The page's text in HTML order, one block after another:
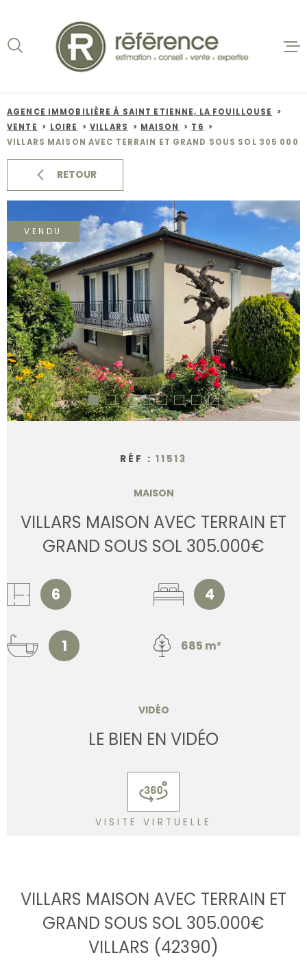
la
recherche
menu
principal
contenu
ACCUEIL
VENTES
NOS
ALERTE
CONTACT
AGENCE IMMOBILIÈRE À SAINT ETIENNE, LA FOUILLOUSE
VENTE
LOIRE VILLARS MAISON
T6
VILLARS MAISON AVEC TERRAIN ET GRAND SOUS SOL 305 000
RETOUR
VENDU
RÉF :11513
MAISON
VILLARS MAISON AVEC TERRAIN ET
GRAND SOUS SOL 305.000€
6 4
1 685 m²
VIDÉO
LE BIEN EN VIDÉO
VISITE VIRTUELLE
VILLARS MAISON AVEC TERRAIN ET
GRAND SOUS SOL 305.000€
VILLARS (42390)